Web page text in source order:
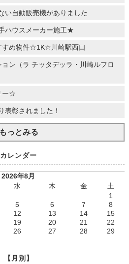
い自動販売機がありました
ハウスメーカー施工★
すめ物件☆1K☆川崎駅西口
ン（ラ チッタデッラ・川崎ルフロ
ー☆
表彰されました！
もっとみる
カレンダー
2026年8月
水 木 金
土
1
5 6 7
8
12 13 14
15
19 20 21
22
26 27 28
29
【月別】